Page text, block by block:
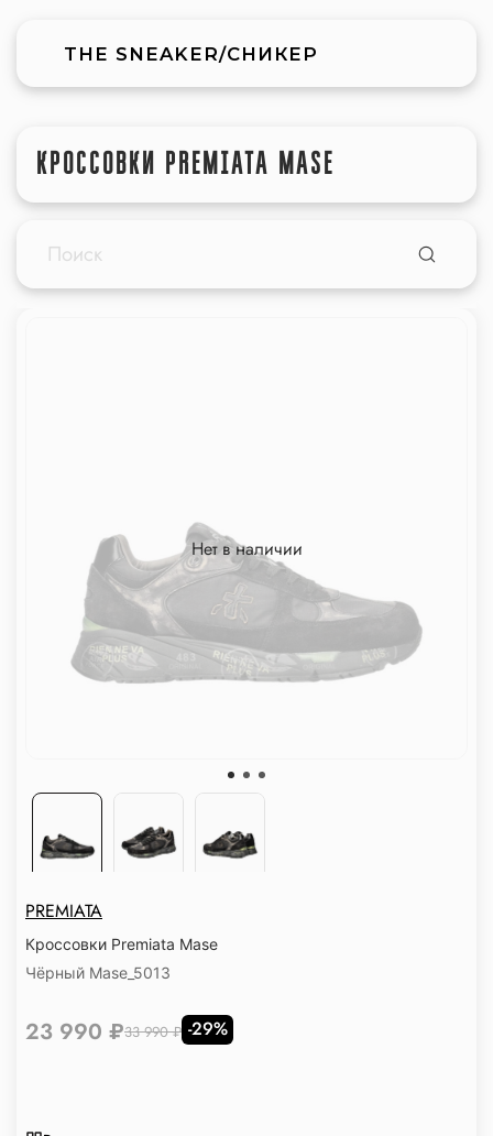
THE SNEAKER/СНИКЕР
КРОССОВКИ PREMIATA MASE
Нет в наличии
PREMIATA
Кроссовки Premiata Mase
Чёрный Mase_5013
23 990 ₽33 990 ₽ -29%